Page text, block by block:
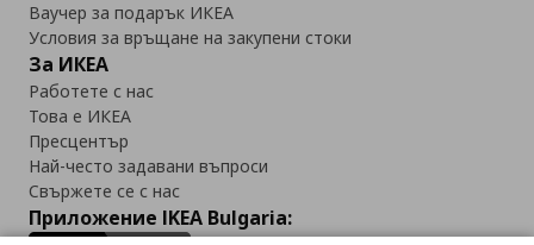
Ваучер за подарък ИКЕА
Условия за връщане на закупени стоки
За ИКЕА
Работете с нас
Това е ИКЕА
Пресцентър
Най-често задавани въпроси
Свържете се с нас
Приложение IKEA Bulgaria: